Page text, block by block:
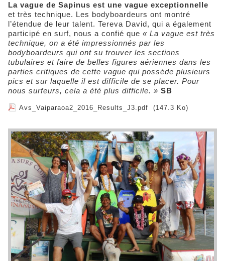
La vague de Sapinus est une vague exceptionnelle
et très technique. Les bodyboardeurs ont montré
l’étendue de leur talent. Tereva David, qui a également
participé en surf, nous a confié que « La vague est très
technique, on a été impressionnés par les
bodyboardeurs qui ont su trouver les sections
tubulaires et faire de belles figures aériennes dans les
parties critiques de cette vague qui possède plusieurs
pics et sur laquelle il est difficile de se placer. Pour
nous surfeurs, cela a été plus difficile. » SB
Avs_Vaiparaoa2_2016_Results_J3.pdf (147.3 Ko)